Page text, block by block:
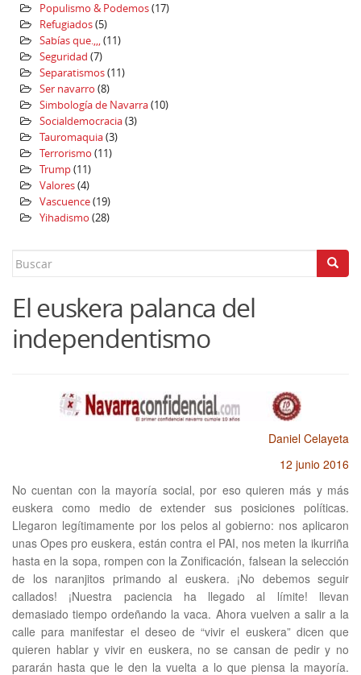
Populismo & Podemos(17)
Refugiados(5)
Sabías que.,,,(11)
Seguridad (7)
Separatismos(11)
Ser navarro (8)
Simbología de Navarra(10)
Socialdemocracia(3)
Tauromaquia(3)
Terrorismo (11)
Trump(11)
Valores(4)
Vascuence(19)
Yihadismo (28)
for:
El euskera palanca del
independentismo
Daniel Celayeta
12 junio 2016
No cuentan con la mayoría social, por eso quieren más y más
euskera como medio de extender sus posiciones políticas.
Llegaron legítimamente por los pelos al gobierno: nos aplicaron
unas Opes pro euskera, están contra el PAI, nos meten la ikurriña
hasta en la sopa, rompen con la Zonificación, falsean la selección
de los naranjitos primando al euskera. ¡No debemos seguir
callados! ¡Nuestra paciencia ha llegado al límite! llevan
demasiado tiempo ordeñando la vaca. Ahora vuelven a salir a la
calle para manifestar el deseo de “vivir el euskera” dicen que
quieren hablar y vivir en euskera, no se cansan de pedir y no
pararán hasta que le den la vuelta a lo que piensa la mayoría.